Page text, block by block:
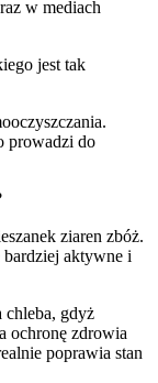
w mediach
jest tak
prowadzi do
ziaren zbóż.
bardziej aktywne i
chleba, gdyż
ochronę zdrowia
poprawia stan